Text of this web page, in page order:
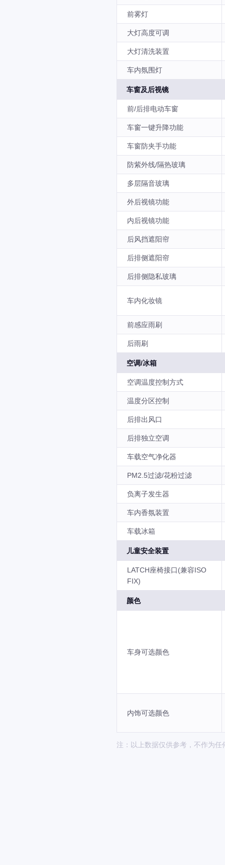
前雾灯
大灯高度可调
大灯清洗装置
车内氛围灯
车窗及后视镜
前/后排电动车窗
车窗一键升降功能
车窗防夹手功能
防紫外线/隔热玻璃
多层隔音玻璃
外后视镜功能
内后视镜功能
后风挡遮阳帘
后排侧遮阳帘
后排侧隐私玻璃
车内化妆镜
前感应雨刷
后雨刷
空调/冰箱
空调温度控制方式
温度分区控制
后排出风口
后排独立空调
车载空气净化器
PM2.5过滤/花粉过滤
负离子发生器
车内香氛装置
车载冰箱
儿童安全装置
LATCH座椅接口(兼容ISO
FIX)
颜色
车身可选颜色
内饰可选颜色
注：以上数据仅供参考，不作为